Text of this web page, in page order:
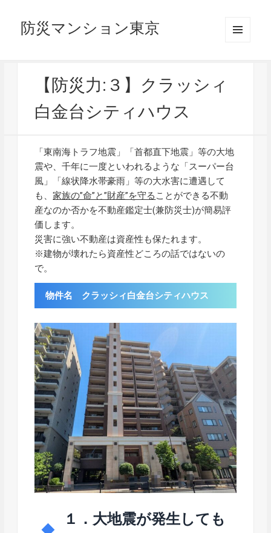
防災マンション東京
【防災力:３】クラッシィ
白金台シティハウス
「東南海トラフ地震」「首都直下地震」等の大地
震や、千年に一度といわれるような「スーパー台
風」「線状降水帯豪雨」等の大水害に遭遇して
も、家族の”命”と”財産”を守る ことができる不動
産なのか否かを不動産鑑定士(兼防災士)が簡易評
価します。
災害に強い不動産は資産性も保たれます。
※建物が壊れたら資産性どころの話ではないの
で。
物件名 クラッシィ白金台シティハウス
１．大地震が発生しても